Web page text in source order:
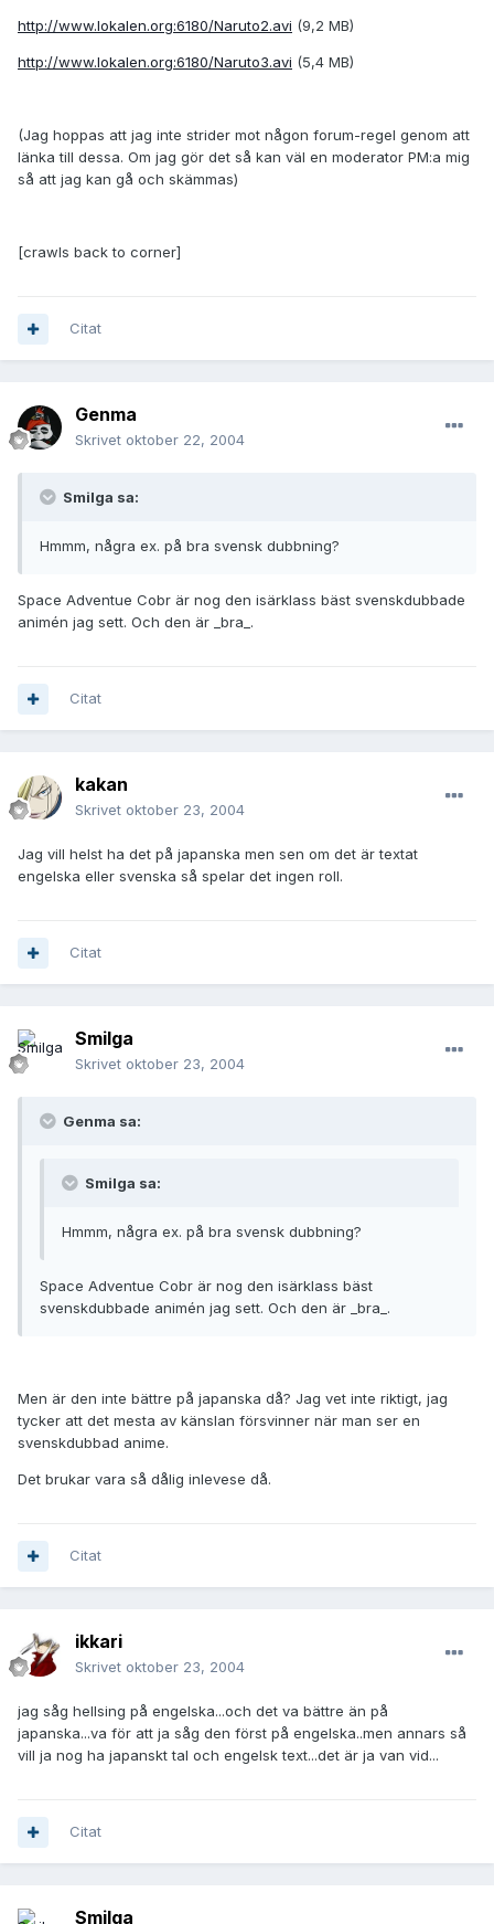
http://www.lokalen.org:6180/Naruto2.avi (9,2 MB)
http://www.lokalen.org:6180/Naruto3.avi (5,4 MB)
(Jag hoppas att jag inte strider mot någon forum-regel genom att
länka till dessa. Om jag gör det så kan väl en moderator PM:a mig
så att jag kan gå och skämmas)
[crawls back to corner]
Citat
Genma
Skrivet oktober 22, 2004
Smilga sa:
Hmmm, några ex. på bra svensk dubbning?
Space Adventue Cobr är nog den isärklass bäst svenskdubbade
animén jag sett. Och den är _bra_.
Citat
kakan
Skrivet oktober 23, 2004
Jag vill helst ha det på japanska men sen om det är textat
engelska eller svenska så spelar det ingen roll.
Citat
Smilga
Skrivet oktober 23, 2004
Genma sa:
Smilga sa:
Hmmm, några ex. på bra svensk dubbning?
Space Adventue Cobr är nog den isärklass bäst
svenskdubbade animén jag sett. Och den är _bra_.
Men är den inte bättre på japanska då? Jag vet inte riktigt, jag
tycker att det mesta av känslan försvinner när man ser en
svenskdubbad anime.
Det brukar vara så dålig inlevese då.
Citat
ikkari
Skrivet oktober 23, 2004
jag såg hellsing på engelska...och det va bättre än på
japanska...va för att ja såg den först på engelska..men annars så
vill ja nog ha japanskt tal och engelsk text...det är ja van vid...
Citat
Smilga